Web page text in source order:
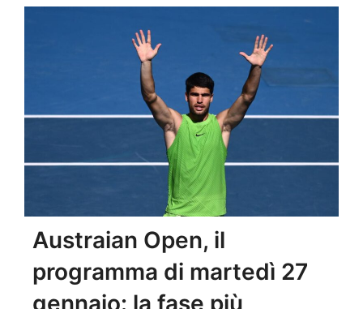
Austraian Open, il
programma di martedì 27
gennaio: la fase più